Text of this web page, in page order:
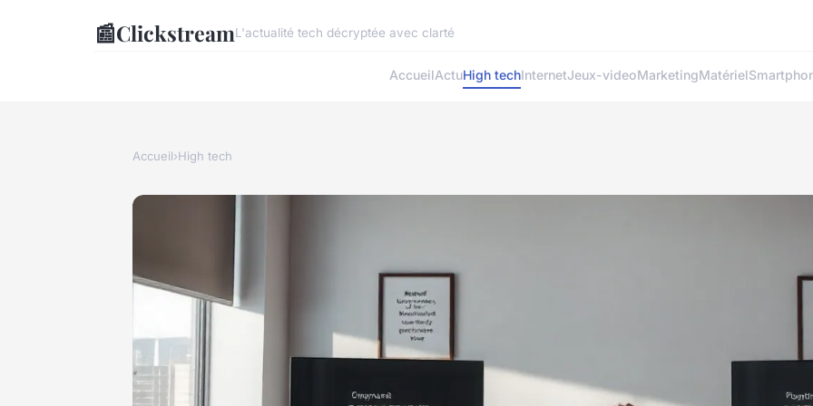
📰ClickstreamL'actualité tech décryptée avec clarté
AccueilActuHigh techInternetJeux-videoMarketingMatériel
Accueil›High tech